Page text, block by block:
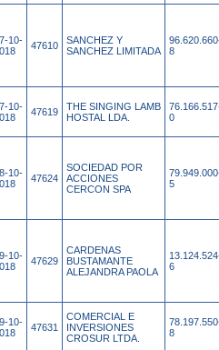
10-
47610
SANCHEZ Y
SANCHEZ LIMITADA
8
10-
47619
THE SINGING LAMB
HOSTAL LDA.
0
10-
47624
SOCIEDAD POR
ACCIONES
CERCON SPA
5
10-
47629
CARDENAS
BUSTAMANTE
ALEJANDRA PAOLA
6
10-
47631
COMERCIAL E
INVERSIONES
CROSUR LTDA.
8